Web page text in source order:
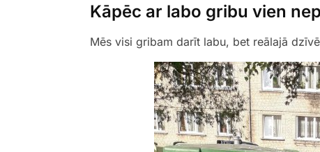
Kāpēc ar labo gribu vien
Mēs visi gribam darīt labu, bet reālajā